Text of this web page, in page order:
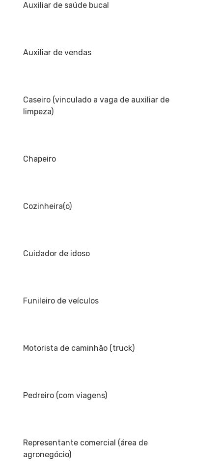
Auxiliar de saúde bucal
Auxiliar de vendas
Caseiro (vinculado a vaga de auxiliar de
limpeza)
Chapeiro
Cozinheira(o)
Cuidador de idoso
Funileiro de veículos
Motorista de caminhão (truck)
Pedreiro (com viagens)
Representante comercial (área de
agronegócio)